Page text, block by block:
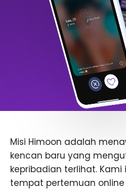
Misi Himoon adalah
kencan baru yang
kepribadian terlihat.
tempat pertemuan